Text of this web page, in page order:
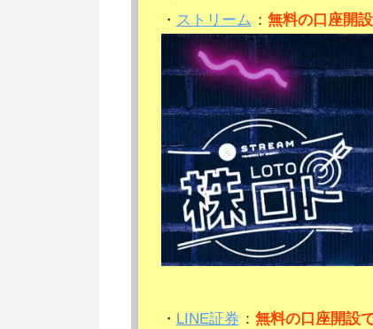
・ ストリーム ： 無料の口座開
・ LINE証券 ： 無料の口座開設